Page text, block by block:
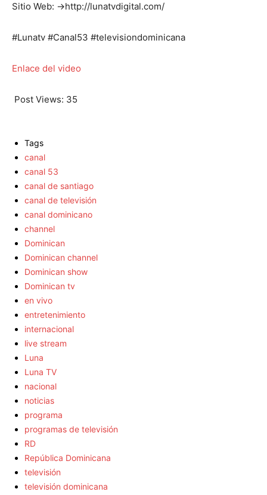
Sitio Web: →http://lunatvdigital.com/
#Lunatv #Canal53 #televisiondominicana
Enlace del video
Post Views: 35
Tags
canal
canal 53
canal de santiago
canal de televisión
canal dominicano
channel
Dominican
Dominican channel
Dominican show
Dominican tv
en vivo
entretenimiento
internacional
live stream
Luna
Luna TV
nacional
noticias
programa
programas de televisión
RD
República Dominicana
televisión
televisión dominicana